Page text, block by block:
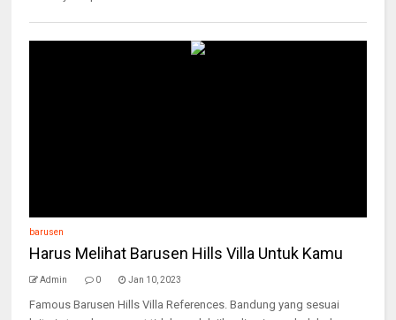
barusen
Harus Melihat Barusen Hills Villa Untuk Kamu
Admin 0 Jan 10, 2023
Famous Barusen Hills Villa References. Bandung yang sesuai